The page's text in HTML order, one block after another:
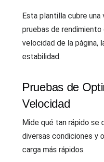
Esta plantilla cubre
pruebas de
velocidad de la página,
estabilidad.
Pruebas de
Velocidad
Mide qué tan rápido se
diversas condiciones y
carga más rápidos.